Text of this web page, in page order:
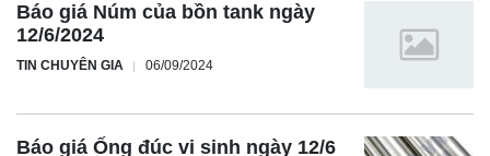
Báo giá Núm của bồn tank ngày
12/6/2024
TIN CHUYÊN GIA 06/09/2024
Báo giá Ống đúc vi sinh ngày 12/6